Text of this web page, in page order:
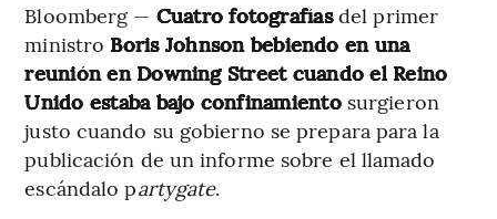
Bloomberg — Cuatro fotografíasdel primer
ministro Boris Johnson bebiendo en una
reunión en Downing Street cuando el Reino
Unido estaba bajo confinamientosurgieron
justo cuando su gobierno se prepara para la
publicación de un informe sobre el llamado
escándalo partygate.